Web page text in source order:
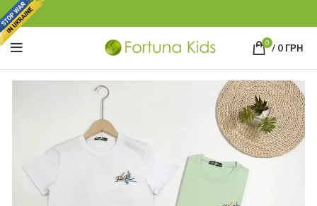
0 / 0ГРН